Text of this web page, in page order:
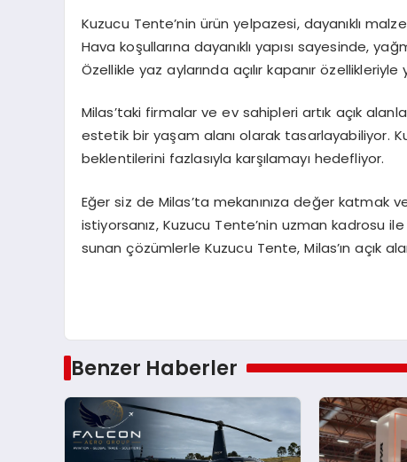
Kuzucu Tente’nin ürün yelpazesi, dayanıklı
Hava koşullarına dayanıklı yapısı sayesinde,
Özellikle yaz aylarında açılır kapanır
Milas’taki firmalar ve ev sahipleri artık açık
estetik bir yaşam alanı olarak tasarlayabiliyor.
beklentilerini fazlasıyla karşılamayı hedefliyor.
Eğer siz de Milas’ta mekanınıza değer katmak
istiyorsanız, Kuzucu Tente’nin uzman kadrosu
sunan çözümlerle Kuzucu Tente, Milas’ın açık
Benzer Haberler